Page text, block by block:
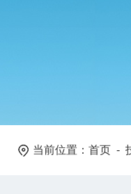
当前位置： 首页 -